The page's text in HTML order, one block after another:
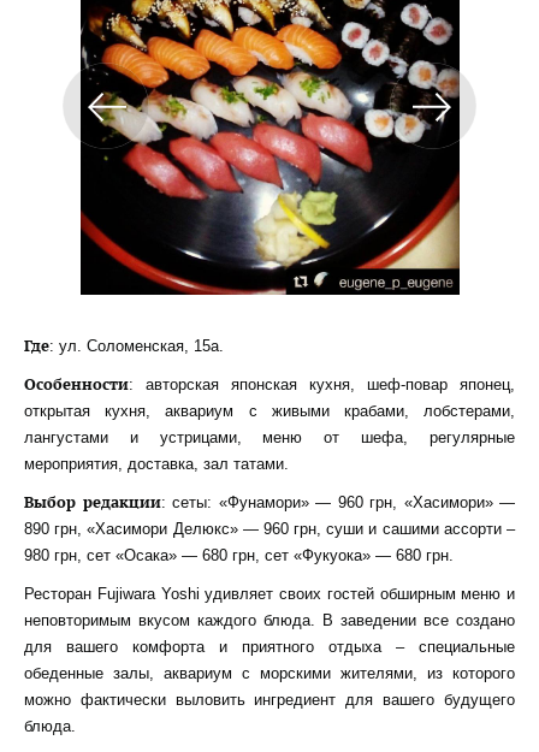
Где: ул. Соломенская, 15а.
Особенности: авторская японская кухня, шеф-повар японец,
открытая кухня, аквариум с живыми крабами, лобстерами,
лангустами и устрицами, меню от шефа, регулярные
мероприятия, доставка, зал татами.
Выбор редакции: сеты: «Фунамори» — 960 грн, «Хасимори» —
890 грн, «Хасимори Делюкс» — 960 грн, суши и сашими ассорти –
980 грн, сет «Осака» — 680 грн, сет «Фукуока» — 680 грн.
Ресторан Fujiwara Yoshi удивляет своих гостей обширным меню и
неповторимым вкусом каждого блюда. В заведении все создано
для вашего комфорта и приятного отдыха – специальные
обеденные залы, аквариум с морскими жителями, из которого
можно фактически выловить ингредиент для вашего будущего
блюда.